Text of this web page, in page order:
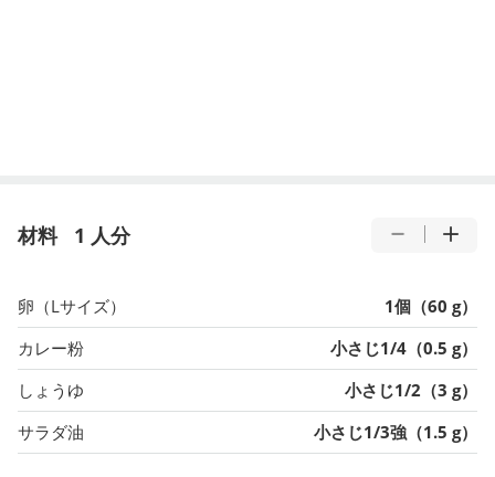
材料 1 人分
卵（Lサイズ）
1個（60 g）
カレー粉
小さじ1/4（0.5 g）
しょうゆ
小さじ1/2（3 g）
サラダ油
小さじ1/3強（1.5 g）